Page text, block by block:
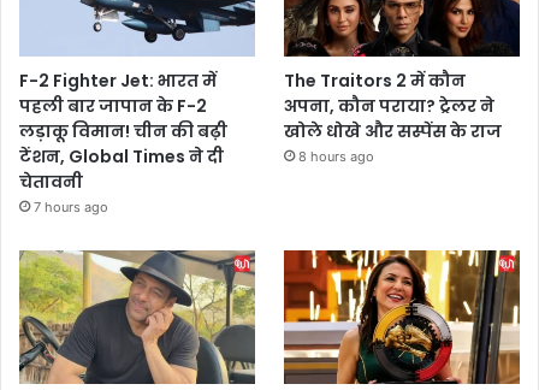
F-2 Fighter Jet: भारत में
पहली बार जापान के F-2
लड़ाकू विमान! चीन की बढ़ी
टेंशन, Global Times ने दी
चेतावनी
7 hours ago
The Traitors 2 में कौन
अपना, कौन पराया? ट्रेलर ने
खोले धोखे और सस्पेंस के राज
8 hours ago